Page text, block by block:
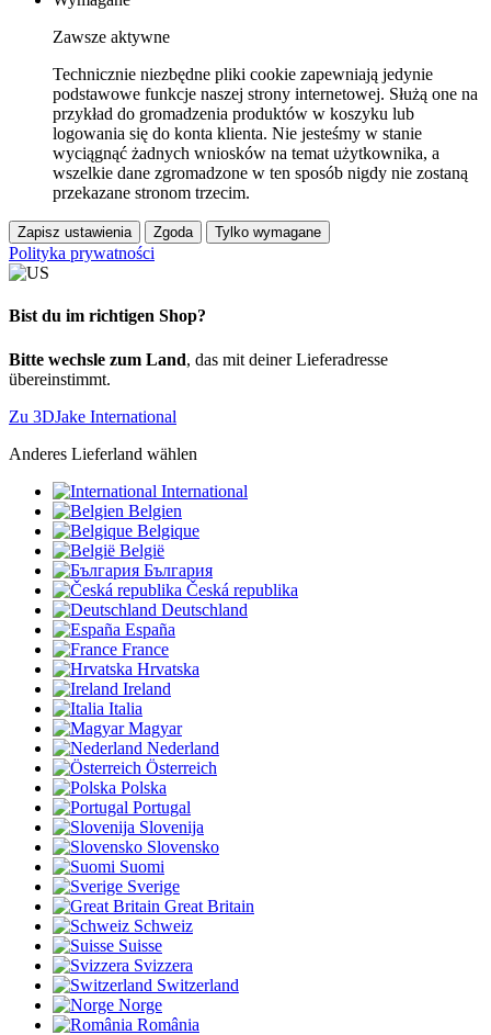
Zawsze aktywne
Technicznie niezbędne pliki cookie zapewniają jedynie
podstawowe funkcje naszej strony internetowej. Służą one na
przykład do gromadzenia produktów w koszyku lub
logowania się do konta klienta. Nie jesteśmy w stanie
wyciągnąć żadnych wniosków na temat użytkownika, a
wszelkie dane zgromadzone w ten sposób nigdy nie zostaną
przekazane stronom trzecim.
Zapisz ustawienia Zgoda Tylko wymagane
Polityka prywatności
Bist du im richtigen Shop?
Bitte wechsle zum Land, das mit deiner Lieferadresse
übereinstimmt.
Zu 3DJake International
Anderes Lieferland wählen
International
Belgien
Belgique
België
България
Česká republika
Deutschland
España
France
Hrvatska
Ireland
Italia
Magyar
Nederland
Österreich
Polska
Portugal
Slovenija
Slovensko
Suomi
Sverige
Great Britain
Schweiz
Suisse
Svizzera
Switzerland
Norge
România